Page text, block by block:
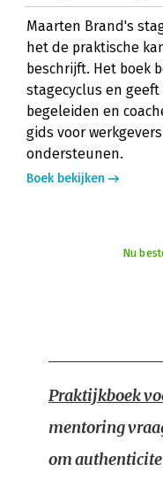
Maarten Brand's
het de praktische
beschrijft. Het boek
stagecyclus en
begeleiden en
gids voor
ondersteunen.
Boek bekijken
Nu
Praktijkboek
mentoring
om